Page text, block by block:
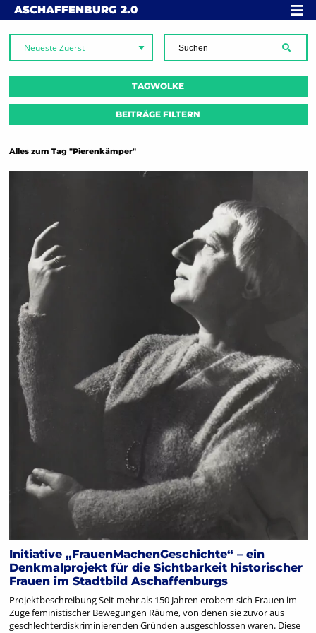
Skip to content
ASCHAFFENBURG 2.0 MENÜ
TAGWOLKE
BEITRÄGE FILTERN
Alles zum Tag "Pierenkämper"
Initiative „FrauenMachenGeschichte“ – ein
Denkmalprojekt für die Sichtbarkeit historischer
Frauen im Stadtbild Aschaffenburgs
Projektbeschreibung Seit mehr als 150 Jahren erobern sich Frauen im
Zuge feministischer Bewegungen Räume, von denen sie zuvor aus
geschlechterdiskriminierenden Gründen ausgeschlossen waren. Diese